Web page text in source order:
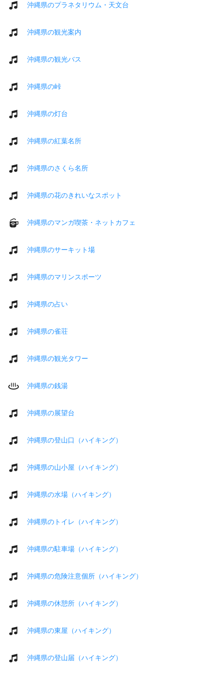
沖縄県のプラネタリウム・天文台
沖縄県の観光案内
沖縄県の観光バス
沖縄県の峠
沖縄県の灯台
沖縄県の紅葉名所
沖縄県のさくら名所
沖縄県の花のきれいなスポット
沖縄県のマンガ喫茶・ネットカフェ
沖縄県のサーキット場
沖縄県のマリンスポーツ
沖縄県の占い
沖縄県の雀荘
沖縄県の観光タワー
沖縄県の銭湯
沖縄県の展望台
沖縄県の登山口（ハイキング）
沖縄県の山小屋（ハイキング）
沖縄県の水場（ハイキング）
沖縄県のトイレ（ハイキング）
沖縄県の駐車場（ハイキング）
沖縄県の危険注意個所（ハイキング）
沖縄県の休憩所（ハイキング）
沖縄県の東屋（ハイキング）
沖縄県の登山届（ハイキング）